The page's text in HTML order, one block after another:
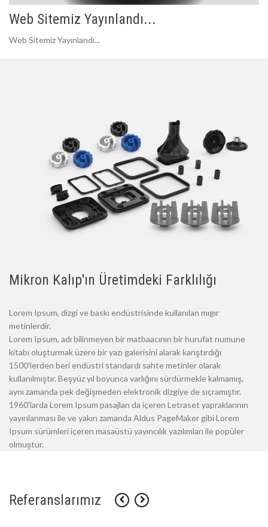
Web Sitemiz Yayınlandı...
Web Sitemiz Yayınlandı...
Mikron Kalıp'ın Üretimdeki Farklılığı
Lorem Ipsum, dizgi ve baskı endüstrisinde kullanılan mıgır
metinlerdir.
Lorem Ipsum, adı bilinmeyen bir matbaacının bir hurufat numune
kitabı oluşturmak üzere bir yazı galerisini alarak karıştırdığı
1500'lerden beri endüstri standardı sahte metinler olarak
kullanılmıştır. Beşyüz yıl boyunca varlığını sürdürmekle kalmamış,
aynı zamanda pek değişmeden elektronik dizgiye de sıçramıştır.
1960'larda Lorem Ipsum pasajları da içeren Letraset yapraklarının
yayınlanması ile ve yakın zamanda Aldus PageMaker gibi Lorem
Ipsum sürümleri içeren masaüstü yayıncılık yazılımları ile popüler
olmuştur.
Referanslarımız